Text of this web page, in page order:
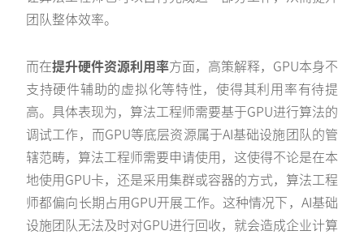
团队整体效率。
而在提升硬件资源利用率方面，高策解释，GPU本身不
支持硬件辅助的虚拟化等特性，使得其利用率有待提
高。具体表现为，算法工程师需要基于GPU进行算法的
调试工作，而GPU等底层资源属于AI基础设施团队的管
辖范畴，算法工程师需要申请使用，这使得不论是在本
地使用GPU卡，还是采用集群或容器的方式，算法工程
师都偏向长期占用GPU开展工作。这种情况下，AI基础
设施团队无法及时对GPU进行回收，就会造成企业计算